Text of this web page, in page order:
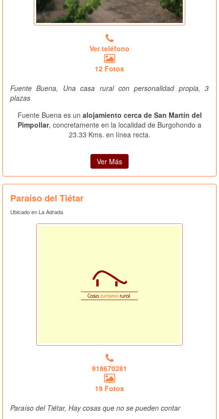
Ver teléfono
12 Fotos
Fuente Buena, Una casa rural con personalidad propia, 3
plazas
Fuente Buena es un alojamiento cerca de San Martín del
Pimpollar, concretamente en la localidad de Burgohondo a
23.33 Kms. en línea recta.
Ver Más
Paraíso del Tiétar
Ubicado en La Adrada
918670281
19 Fotos
Paraíso del Tiétar, Hay cosas que no se pueden contar